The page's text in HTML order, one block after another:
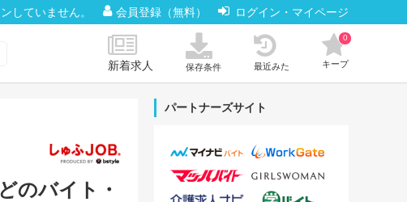
していません。 会員登録（無料） ログイン・マイページ
新着求人 保存条件 最近みた キープ
0
のバイト・
パートナーズサイト